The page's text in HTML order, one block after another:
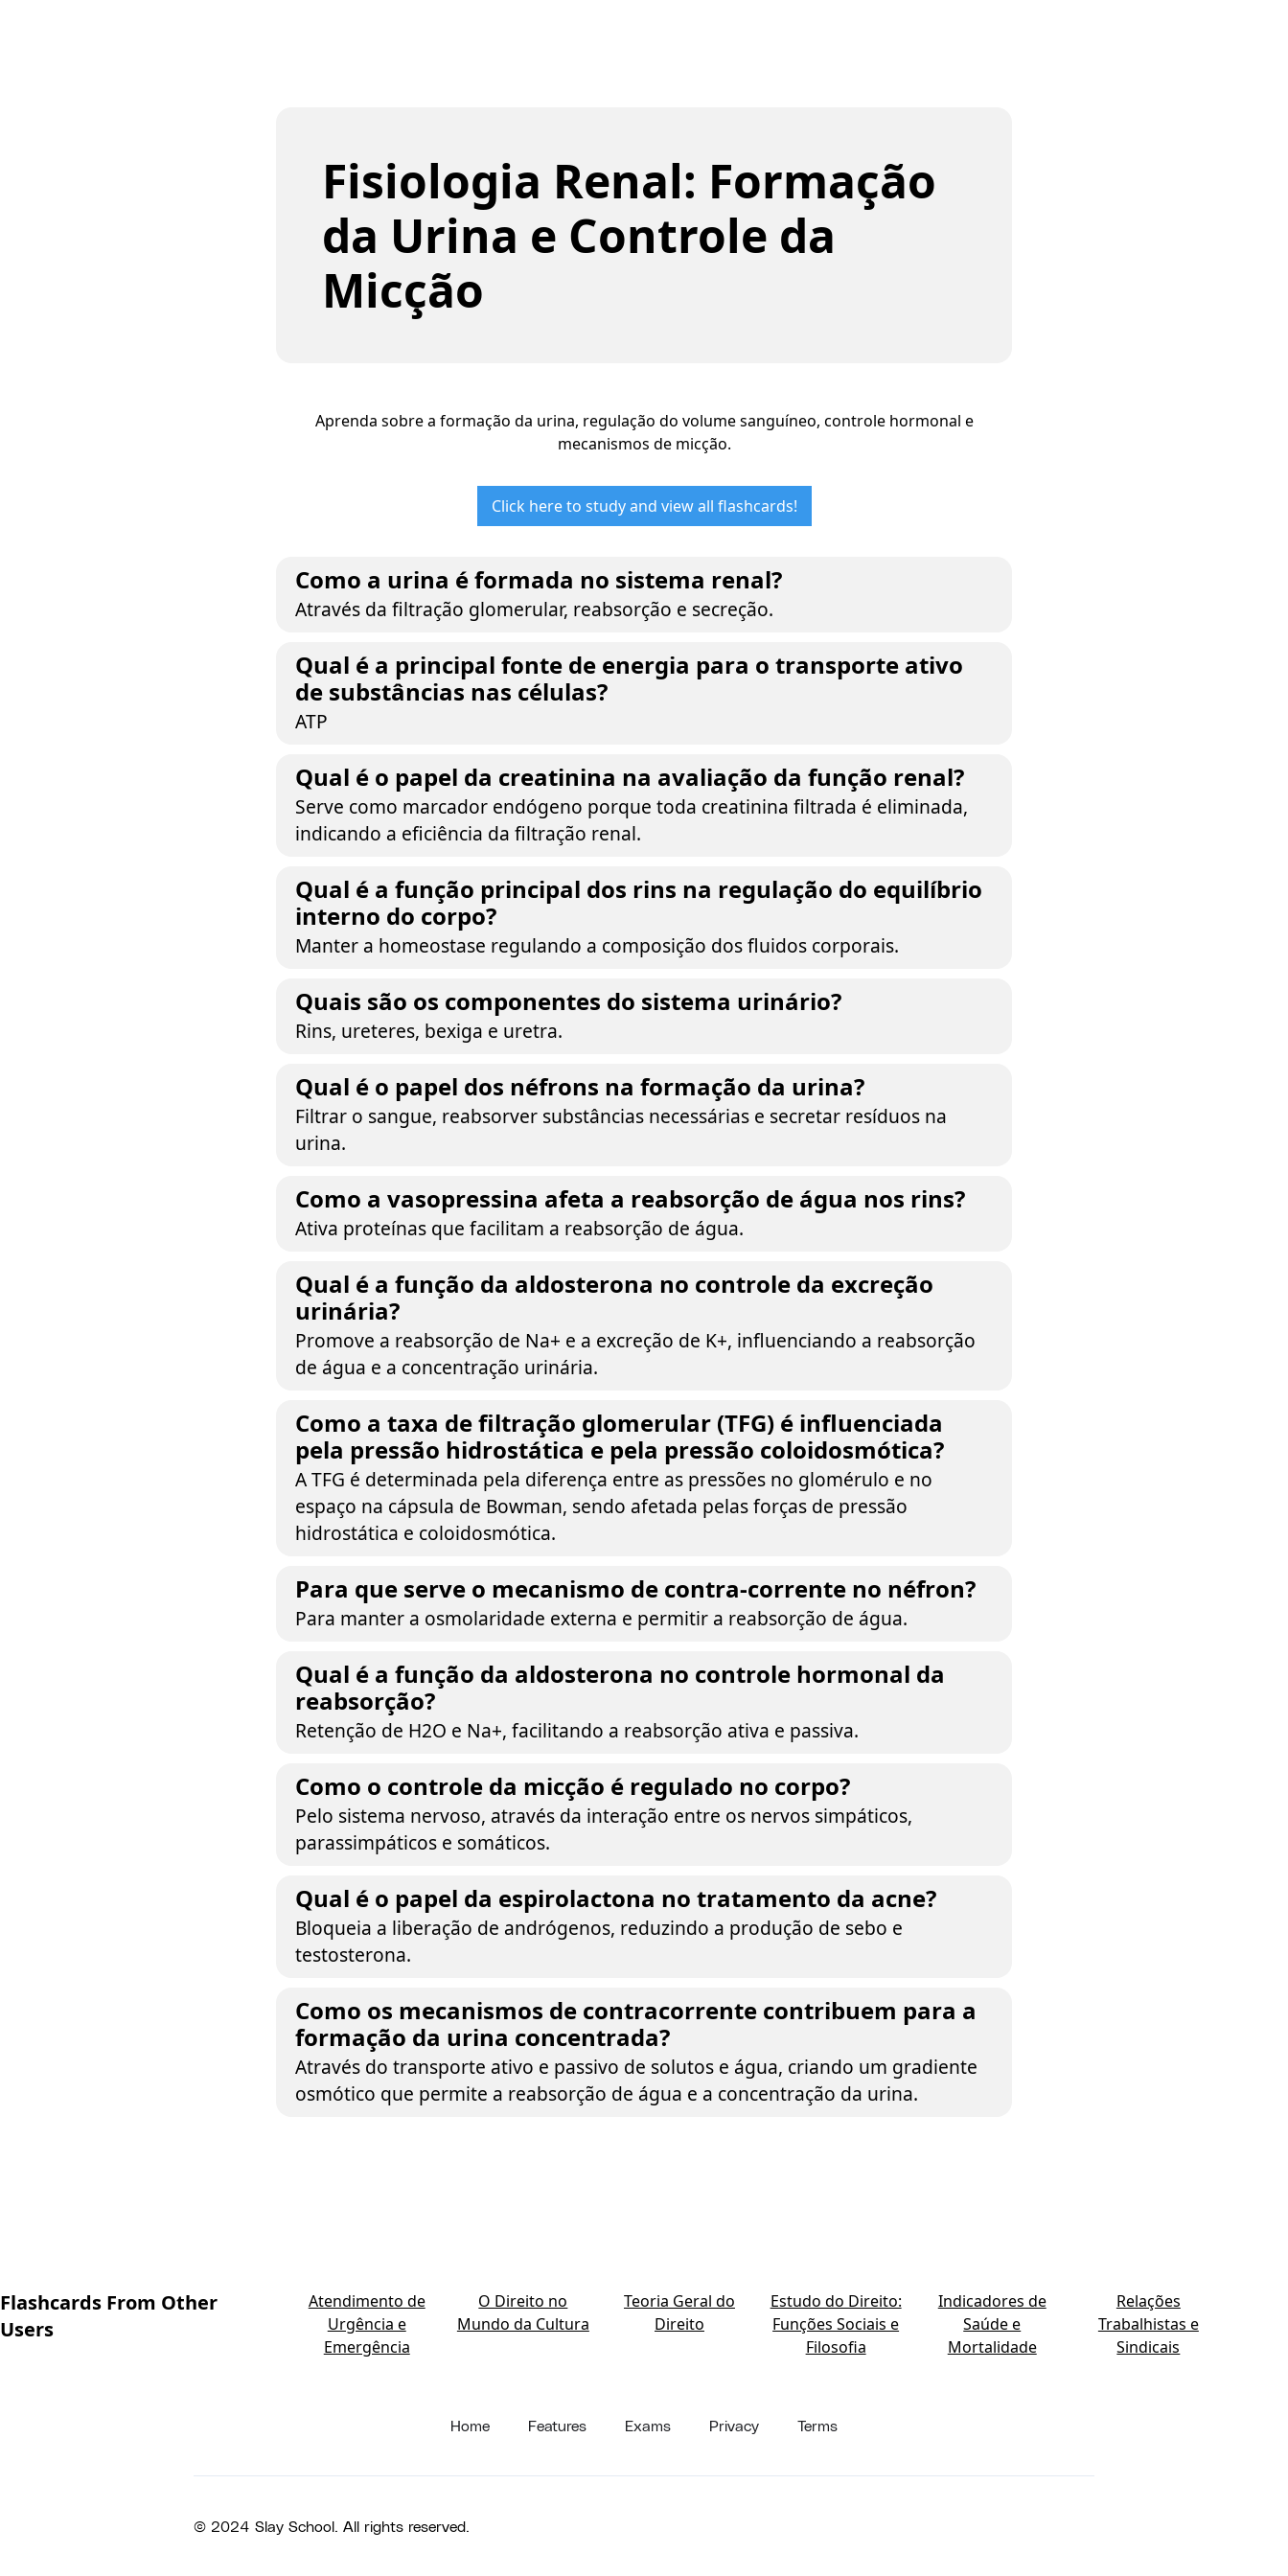
Fisiologia Renal: Formação
da Urina e Controle da
Micção
Aprenda sobre a formação da urina, regulação do volume sanguíneo, controle hormonal e
mecanismos de micção.
Click here to study and view all flashcards!
Como a urina é formada no sistema renal?
Através da filtração glomerular, reabsorção e secreção.
Qual é a principal fonte de energia para o transporte ativo
de substâncias nas células?
ATP
Qual é o papel da creatinina na avaliação da função renal?
Serve como marcador endógeno porque toda creatinina filtrada é eliminada,
indicando a eficiência da filtração renal.
Qual é a função principal dos rins na regulação do equilíbrio
interno do corpo?
Manter a homeostase regulando a composição dos fluidos corporais.
Quais são os componentes do sistema urinário?
Rins, ureteres, bexiga e uretra.
Qual é o papel dos néfrons na formação da urina?
Filtrar o sangue, reabsorver substâncias necessárias e secretar resíduos na
urina.
Como a vasopressina afeta a reabsorção de água nos rins?
Ativa proteínas que facilitam a reabsorção de água.
Qual é a função da aldosterona no controle da excreção
urinária?
Promove a reabsorção de Na+ e a excreção de K+, influenciando a reabsorção
de água e a concentração urinária.
Como a taxa de filtração glomerular (TFG) é influenciada
pela pressão hidrostática e pela pressão coloidosmótica?
A TFG é determinada pela diferença entre as pressões no glomérulo e no
espaço na cápsula de Bowman, sendo afetada pelas forças de pressão
hidrostática e coloidosmótica.
Para que serve o mecanismo de contra-corrente no néfron?
Para manter a osmolaridade externa e permitir a reabsorção de água.
Qual é a função da aldosterona no controle hormonal da
reabsorção?
Retenção de H2O e Na+, facilitando a reabsorção ativa e passiva.
Como o controle da micção é regulado no corpo?
Pelo sistema nervoso, através da interação entre os nervos simpáticos,
parassimpáticos e somáticos.
Qual é o papel da espirolactona no tratamento da acne?
Bloqueia a liberação de andrógenos, reduzindo a produção de sebo e
testosterona.
Como os mecanismos de contracorrente contribuem para a
formação da urina concentrada?
Através do transporte ativo e passivo de solutos e água, criando um gradiente
osmótico que permite a reabsorção de água e a concentração da urina.
Flashcards From Other
Users
Atendimento de
Urgência e
Emergência
O Direito no
Mundo da Cultura
Teoria Geral do
Direito
Estudo do Direito:
Funções Sociais e
Filosofia
Indicadores de
Saúde e
Mortalidade
Relações
Trabalhistas e
Sindicais
Home Features Exams Privacy Terms
© 2024 Slay School. All rights reserved.